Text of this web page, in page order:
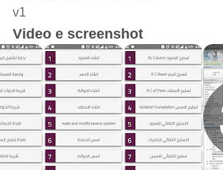
v1
Video e screenshot